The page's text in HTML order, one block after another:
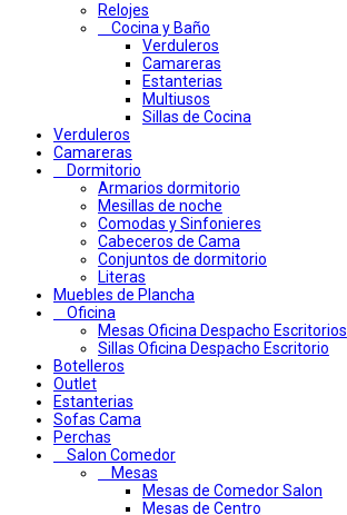
Relojes
Cocina y Baño
Verduleros
Camareras
Estanterias
Multiusos
Sillas de Cocina
Verduleros
Camareras
Dormitorio
Armarios dormitorio
Mesillas de noche
Comodas y Sinfonieres
Cabeceros de Cama
Conjuntos de dormitorio
Literas
Muebles de Plancha
Oficina
Mesas Oficina Despacho Escritorios
Sillas Oficina Despacho Escritorio
Botelleros
Outlet
Estanterias
Sofas Cama
Perchas
Salon Comedor
Mesas
Mesas de Comedor Salon
Mesas de Centro